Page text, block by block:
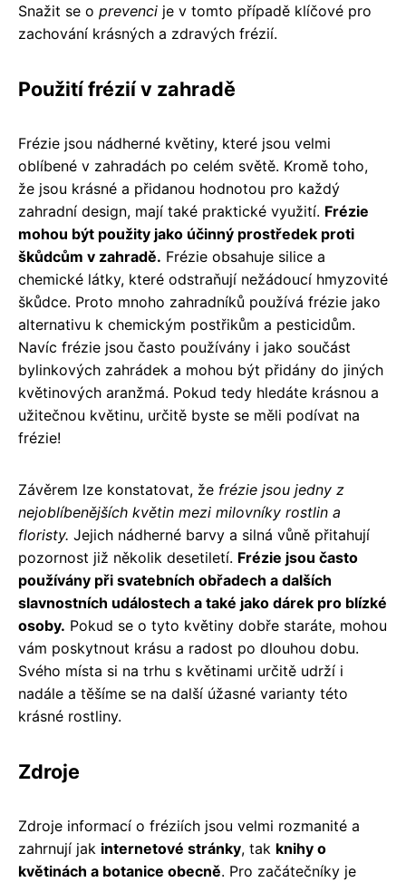
Snažit se o prevenci je v tomto případě klíčové pro
zachování krásných a zdravých frézií.
Použití frézií v zahradě
Frézie jsou nádherné květiny, které jsou velmi
oblíbené v zahradách po celém světě. Kromě toho,
že jsou krásné a přidanou hodnotou pro každý
zahradní design, mají také praktické využití. Frézie
mohou být použity jako účinný prostředek proti
škůdcům v zahradě. Frézie obsahuje silice a
chemické látky, které odstraňují nežádoucí hmyzovité
škůdce. Proto mnoho zahradníků používá frézie jako
alternativu k chemickým postřikům a pesticidům.
Navíc frézie jsou často používány i jako součást
bylinkových zahrádek a mohou být přidány do jiných
květinových aranžmá. Pokud tedy hledáte krásnou a
užitečnou květinu, určitě byste se měli podívat na
frézie!
Závěrem lze konstatovat, že frézie jsou jedny z
nejoblíbenějších květin mezi milovníky rostlin a
floristy. Jejich nádherné barvy a silná vůně přitahují
pozornost již několik desetiletí. Frézie jsou často
používány při svatebních obřadech a dalších
slavnostních událostech a také jako dárek pro blízké
osoby. Pokud se o tyto květiny dobře staráte, mohou
vám poskytnout krásu a radost po dlouhou dobu.
Svého místa si na trhu s květinami určitě udrží i
nadále a těšíme se na další úžasné varianty této
krásné rostliny.
Zdroje
Zdroje informací o fréziích jsou velmi rozmanité a
zahrnují jak internetové stránky, tak knihy o
květinách a botanice obecně. Pro začátečníky je